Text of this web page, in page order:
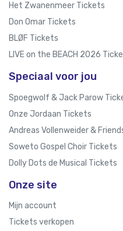
Het Zwanenmeer Tickets
Don Omar Tickets
BLØF Tickets
LIVE on the BEACH 2026
Speciaal voor jou
Spoegwolf & Jack Parow
Onze Jordaan Tickets
Andreas Vollenweider &
Soweto Gospel Choir Tickets
Dolly Dots de Musical Tickets
Onze site
Mijn account
Tickets verkopen